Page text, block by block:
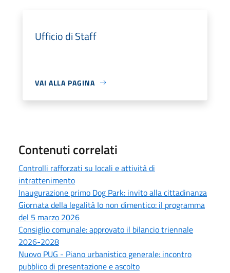
Ufficio di Staff
VAI ALLA PAGINA
Contenuti correlati
Controlli rafforzati su locali e attività di
intrattenimento
Inaugurazione primo Dog Park: invito alla cittadinanza
Giornata della legalità Io non dimentico: il programma
del 5 marzo 2026
Consiglio comunale: approvato il bilancio triennale
2026-2028
Nuovo PUG - Piano urbanistico generale: incontro
pubblico di presentazione e ascolto